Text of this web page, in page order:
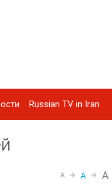
Russian TV in Iran
A A A